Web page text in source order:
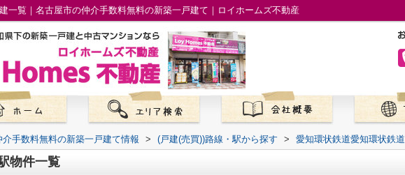
一覧｜名古屋市の仲介手数料無料の新築一戸建て｜ロイホームズ不動産
手数料無料の新築一戸建て情報 > (戸建(売買))路線・駅から探す > 愛知環状鉄道愛知環状鉄道
物件一覧